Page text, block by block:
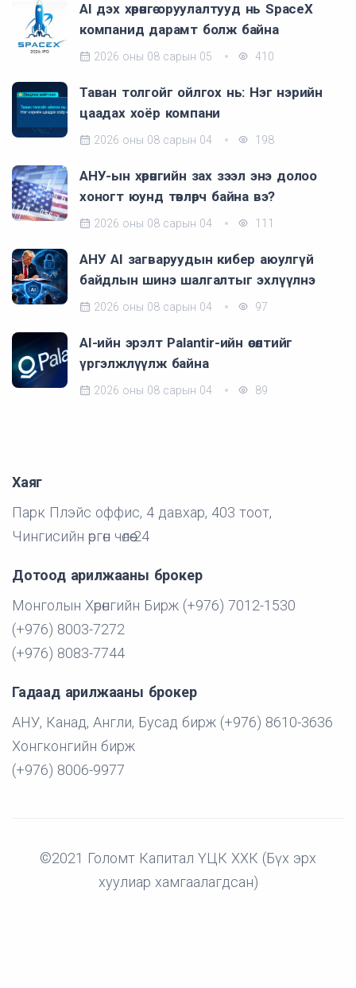
AI дэх хөрөнгө оруулалтууд нь SpaceX
компанид дарамт болж байна
2026 оны 08 сарын 05 410
Таван толгойг ойлгох нь: Нэг нэрийн
цаадах хоёр компани
2026 оны 08 сарын 04 198
АНУ-ын хөрөнгийн зах зээл энэ долоо
хоногт юунд төвлөрч байна вэ?
2026 оны 08 сарын 04 111
АНУ AI загваруудын кибер аюулгүй
байдлын шинэ шалгалтыг эхлүүлнэ
2026 оны 08 сарын 04 97
AI-ийн эрэлт Palantir-ийн өсөлтийг
үргэлжлүүлж байна
2026 оны 08 сарын 04 89
Хаяг
Парк Плэйс оффис, 4 давхар, 403 тоот,
Чингисийн өргөн чөлөө-24
Дотоод арилжааны брокер
Монголын Хөрөнгийн Бирж (+976) 7012-1530
(+976) 8003-7272
(+976) 8083-7744
Гадаад арилжааны брокер
АНУ, Канад, Англи, Бусад бирж (+976) 8610-3636
Хонгконгийн бирж
(+976) 8006-9977
©2021 Голомт Капитал ҮЦК ХХК (Бүх эрх
хуулиар хамгаалагдсан)